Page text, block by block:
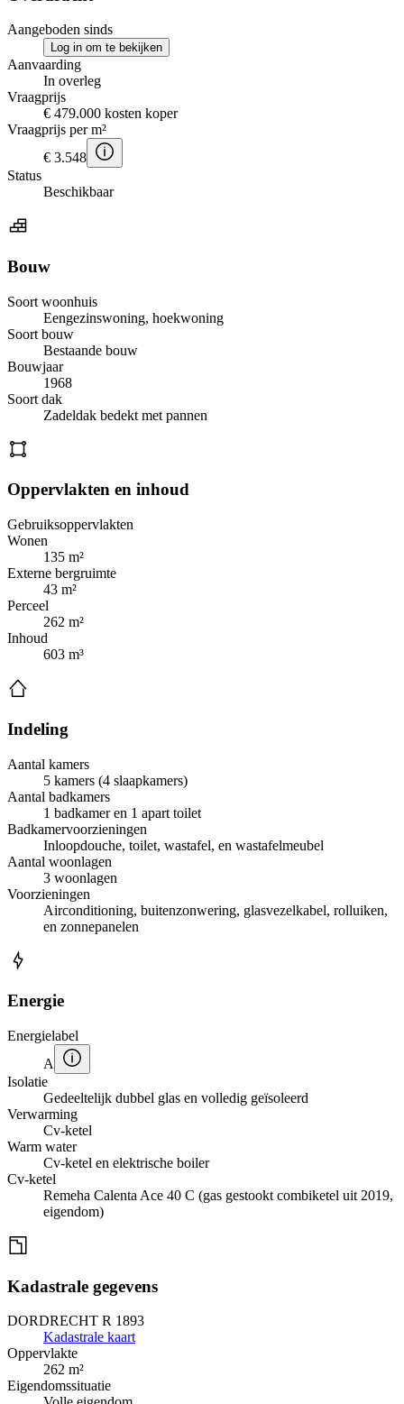
Aangeboden sinds
Log in om te bekijken
Aanvaarding
In overleg
Vraagprijs
€ 479.000 kosten koper
Vraagprijs per m²
€ 3.548
Status
Beschikbaar
Bouw
Soort woonhuis
Eengezinswoning, hoekwoning
Soort bouw
Bestaande bouw
Bouwjaar
1968
Soort dak
Zadeldak bedekt met pannen
Oppervlakten en inhoud
Gebruiksoppervlakten
Wonen
135 m²
Externe bergruimte
43 m²
Perceel
262 m²
Inhoud
603 m³
Indeling
Aantal kamers
5 kamers (4 slaapkamers)
Aantal badkamers
1 badkamer en 1 apart toilet
Badkamervoorzieningen
Inloopdouche, toilet, wastafel, en wastafelmeubel
Aantal woonlagen
3 woonlagen
Voorzieningen
Airconditioning, buitenzonwering, glasvezelkabel, rolluiken,
en zonnepanelen
Energie
Energielabel
A
Isolatie
Gedeeltelijk dubbel glas en volledig geïsoleerd
Verwarming
Cv-ketel
Warm water
Cv-ketel en elektrische boiler
Cv-ketel
Remeha Calenta Ace 40 C (gas gestookt combiketel uit 2019,
eigendom)
Kadastrale gegevens
DORDRECHT R 1893
Kadastrale kaart
Oppervlakte
262 m²
Eigendomssituatie